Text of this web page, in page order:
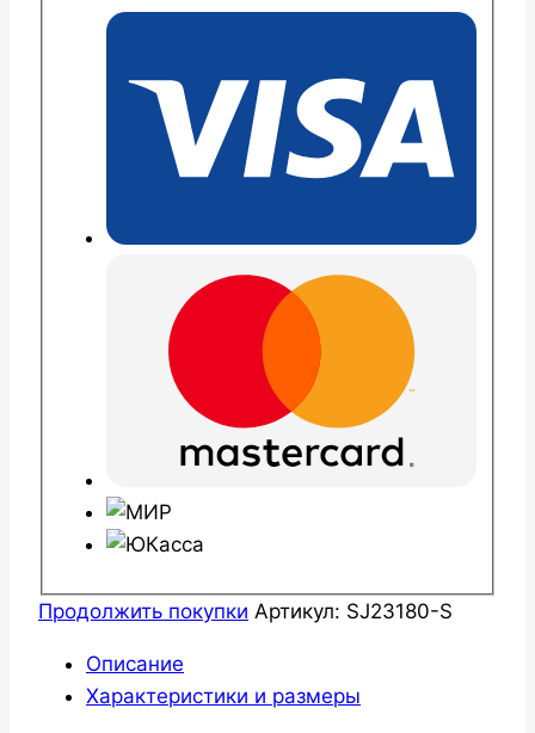
Продолжить покупки Артикул: SJ23180-S
Описание
Характеристики и размеры